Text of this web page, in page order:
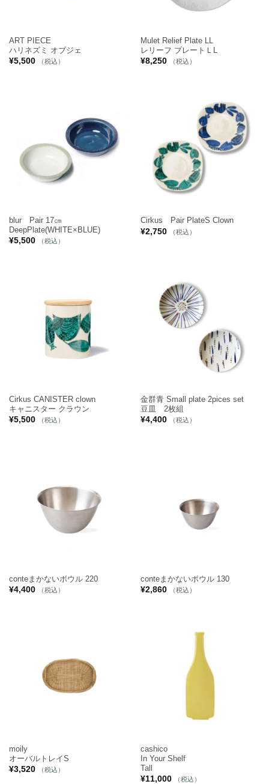
ART PIECE
ハリネズミ オブジェ
¥5,500 （税込）
Mulet Relief Plate LL
レリーフ プレートＬL
¥8,250 （税込）
blur Pair 17㎝
DeepPlate(WHITE×BLUE)
¥5,500 （税込）
Cirkus Pair PlateS Clown
¥2,750 （税込）
Cirkus CANISTER clown
キャニスター クラウン
¥5,500 （税込）
金群青 Small plate 2pices set
豆皿 2枚組
¥4,400 （税込）
conteまかないボウル 220
¥4,400 （税込）
conteまかないボウル 130
¥2,860 （税込）
moily
オーバルトレイS
¥3,520 （税込）
cashico
In Your Shelf
Tall
¥11,000 （税込）